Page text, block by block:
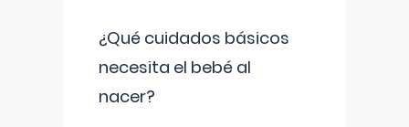
¿Qué cuidados básicos
necesita el bebé al
nacer?